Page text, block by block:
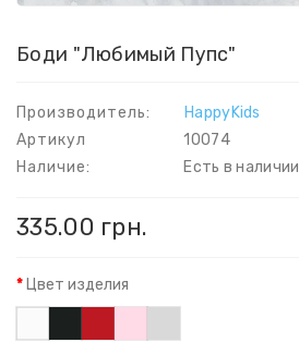
Боди "Любимый Пупс"
Производитель:
HappyKids
Артикул
10074
Наличие:
Есть в наличии
335.00 грн.
Цвет изделия